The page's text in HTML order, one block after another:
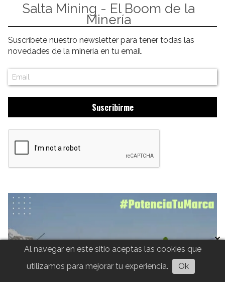
Salta Mining - El Boom de la
Minería
Suscríbete nuestro newsletter para tener todas las
novedades de la minería en tu email.
Suscribirme
Al navegar en este sitio aceptas las cookies que
utilizamos para mejorar tu experiencia.
Ok